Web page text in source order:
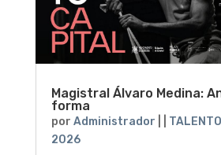
Magistral Álvaro Medina:
forma
por Administrador
2026